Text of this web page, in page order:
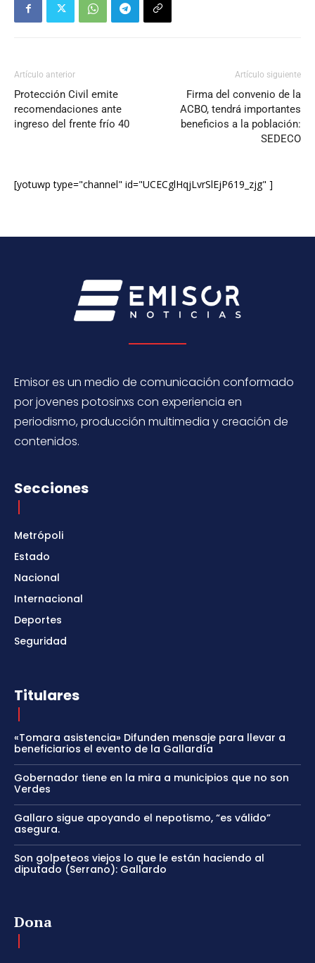
Artículo anterior
Protección Civil emite
recomendaciones ante
ingreso del frente frío 40
Artículo siguiente
Firma del convenio de la
ACBO, tendrá importantes
beneficios a la población:
SEDECO
[yotuwp type="channel" id="UCECglHqjLvrSlEjP619_zjg" ]
Emisor es un medio de comunicación conformado
por jovenes potosinxs con experiencia en
periodismo, producción multimedia y creación de
contenidos.
Secciones
Metrópoli
Estado
Nacional
Internacional
Deportes
Seguridad
Titulares
«Tomara asistencia» Difunden mensaje para llevar a
beneficiarios el evento de la Gallardía
Gobernador tiene en la mira a municipios que no son
Verdes
Gallaro sigue apoyando el nepotismo, “es válido”
asegura.
Son golpeteos viejos lo que le están haciendo al
diputado (Serrano): Gallardo
Dona